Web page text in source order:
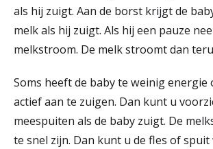
als hij zuigt. Aan de borst krijgt de
melk als hij zuigt. Als hij een pauze
melkstroom. De melk stroomt dan
Soms heeft de baby te weinig energie
actief aan te zuigen. Dan kunt u
meespuiten als de baby zuigt. De
te snel zijn. Dan kunt u de fles of